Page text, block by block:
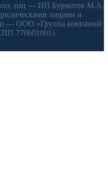
лиц — ИП Бурматов М.А.
лицами и
— ООО «Группа компаний
770601001).